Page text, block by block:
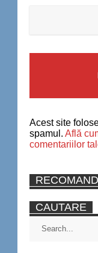
Acest site
spamul. Află
comentariilor
CAUTARE